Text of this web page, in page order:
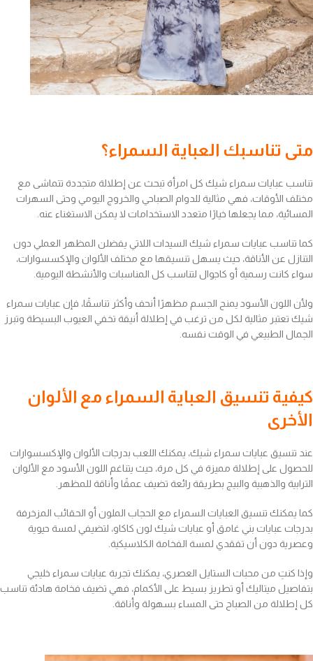
متى تناسبك العباية السمراء؟
تناسب عبايات سمراء شيك كل امرأة تبحث عن إطلالة متجددة تتماشى مع
مختلف الأوقات، فهي مثالية للدوام الصباحي والخروج اليومي وحتى السهرات
المسائية، مما يجعلها خيارًا متعدد الاستخدامات لا يمكن الاستغناء عنه.
كما تناسب عبايات سمراء شيك السيدات اللاتي يفضلن المظهر العملي دون
التنازل عن الأناقة، حيث يسهل تنسيقها مع مختلف الألوان والإكسسوارات،
سواء كانت رسمية أو كاجوال لتناسب كل المناسبات والأنشطة اليومية.
ولأن اللون الأسود يمنح الجسم مظهرًا أنحف وأكثر تناسقًا، فإن عبايات سمراء
شيك تعتبر مثالية لكل من ترغب في إطلالة أنيقة تخفي العيوب البسيطة وتبرز
الجمال الطبيعي في الوقت نفسه.
كيفية تنسيق العباية السمراء مع الألوان
الأخرى
عند تنسيق عبايات سمراء شيك، يمكنك اللعب بدرجات الألوان والإكسسوارات
للحصول على إطلالة مميزة في كل مرة، حيث يتناغم اللون الأسود مع الألوان
الترابية والذهبية والبيج بطريقة رائعة تضيف عمقًا وأناقة للمظهر.
كما يمكنك تنسيق العبايات السمراء مع الحجاب الملون أو الحقائب المزخرفة
بدرجات عبايات بني غامق أو عبايات شيك لون كاكاو، لتضيفي لمسة حيوية
وعصرية دون أن تفقدي لمسة الفخامة الكلاسيكية.
وإذا كنتِ من محبات الستايل العصري، يمكنك تجربة عبايات سمراء خليجي
بتفاصيل ميتاليك أو تطريز بسيط على الأكمام، فهي تضيف فخامة هادئة تناسب
كل إطلالة من الصباح حتى المساء بسهولة وأناقة.